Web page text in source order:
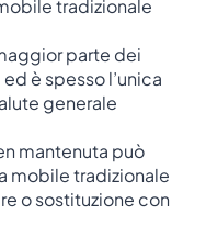
tradizionale
parte dei
è spesso l’unica
generale
mantenuta può
mobile tradizionale
o sostituzione con